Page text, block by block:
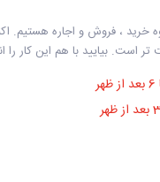
خرید ، فروش و اجاره هستیم.
است. بیایید با هم این کار را